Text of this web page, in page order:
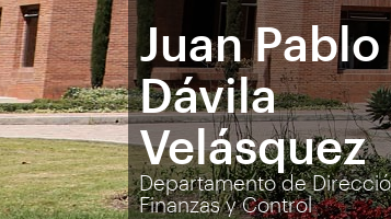
Juan Pablo
Dávila
Velásquez
Departamento de
Finanzas y Control